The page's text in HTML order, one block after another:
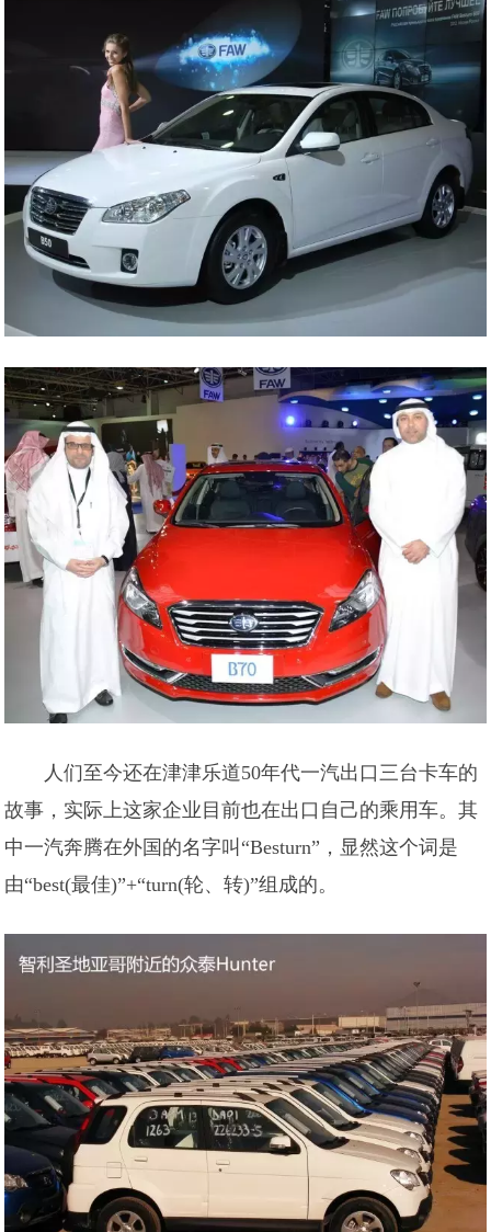
人们至今还在津津乐道50年代一汽出口三台卡车的
故事，实际上这家企业目前也在出口自己的乘用车。其
中一汽奔腾在外国的名字叫“Besturn”，显然这个词是
由“best(最佳)”+“turn(轮、转)”组成的。